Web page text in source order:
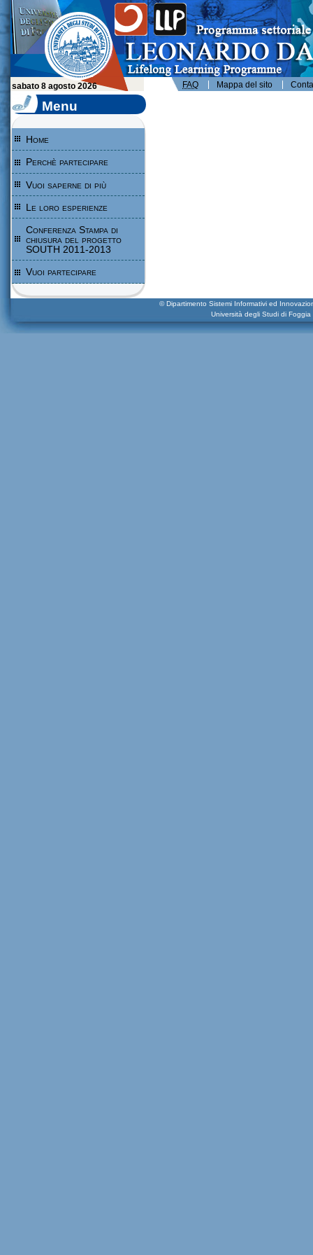
Leonardo da Vinci - Programma per l'apprendimento permanente - Università degli Studi di Foggia
sabato 8 agosto 2026 FAQ Mappa del sito
Menu
Home
Perchè partecipare
Vuoi saperne di più
Le loro esperienze
Conferenza Stampa di
chiusura del progetto
SOUTH 2011-2013
Vuoi partecipare
© Dipartimento Sistemi Informativi ed
Università degli Studi di